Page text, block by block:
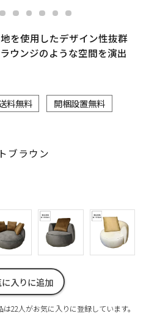
を使用したデザイン性抜群
ウンジのような空間を演出
料無料 開梱設置無料
ブラウン
入りに追加
は22人がお気に入りに登録しています。